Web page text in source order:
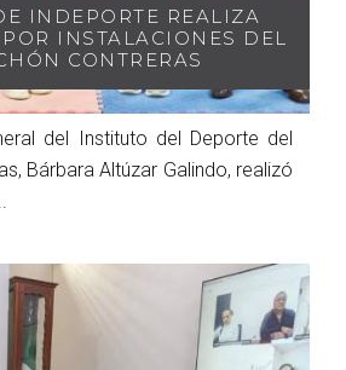
INDEPORTE REALIZA
INSTALACIONES DEL
CONTRERAS
del Instituto del Deporte del
Bárbara Altúzar Galindo, realizó